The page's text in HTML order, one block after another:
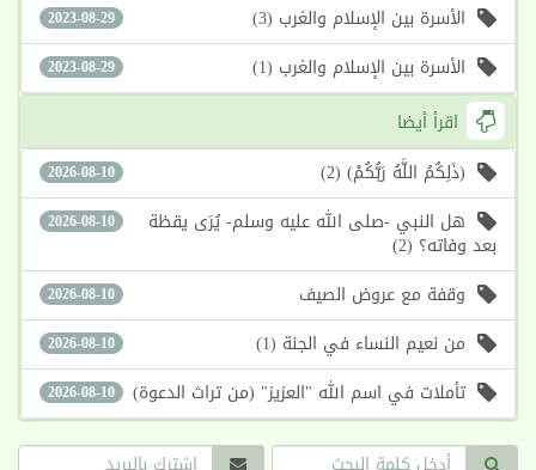
2023-08-29 الأسرة بين الإسلام والغرب (3)
2023-08-29
الأسرة بين الإسلام والغرب (1)
اقرأ أيضا
2026-08-10 (ذَلِكُمُ اللَّهُ رَبُّكُمْ) (2)
2026-08-10 هل النبي -صلى الله عليه وسلم- يُرَى يقظة
بعد وفاته؟ (2)
2026-08-10 وقفة مع عروض الصيف
2026-08-10 من نعيم النساء في الجنة (1)
2026-08-10 تأملات في اسم الله "العزيز" (من تراث الدعوة)